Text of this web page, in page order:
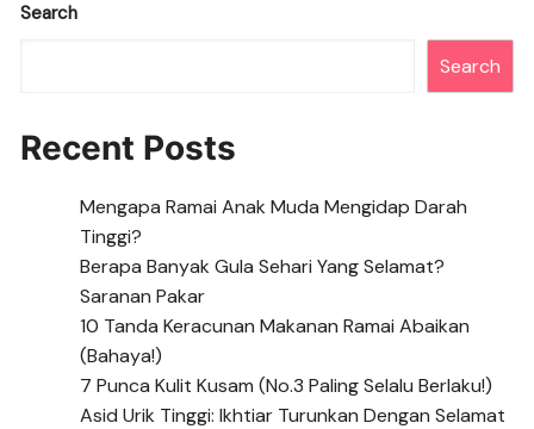
Search
Search
Recent Posts
Mengapa Ramai Anak Muda Mengidap Darah
Tinggi?
Berapa Banyak Gula Sehari Yang Selamat?
Saranan Pakar
10 Tanda Keracunan Makanan Ramai Abaikan
(Bahaya!)
7 Punca Kulit Kusam (No.3 Paling Selalu Berlaku!)
Asid Urik Tinggi: Ikhtiar Turunkan Dengan Selamat